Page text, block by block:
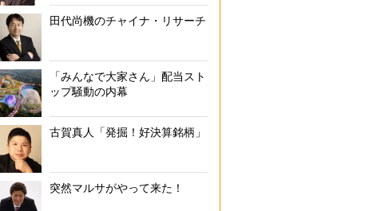
田代尚機のチャイナ・リサーチ
「みんなで大家さん」配当スト
ップ騒動の内幕
古賀真人「発掘！好決算銘柄」
突然マルサがやって来た！